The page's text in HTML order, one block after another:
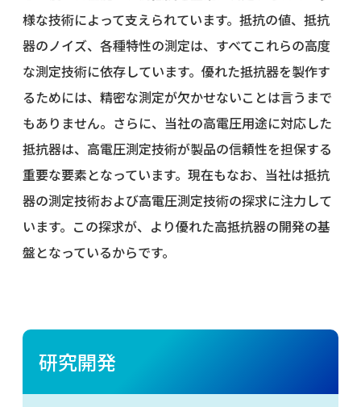
様な技術によって支えられています。抵抗の値、抵抗
器のノイズ、各種特性の測定は、すべてこれらの高度
な測定技術に依存しています。優れた抵抗器を製作す
るためには、精密な測定が欠かせないことは言うまで
もありません。さらに、当社の高電圧用途に対応した
抵抗器は、高電圧測定技術が製品の信頼性を担保する
重要な要素となっています。現在もなお、当社は抵抗
器の測定技術および高電圧測定技術の探求に注力して
います。この探求が、より優れた高抵抗器の開発の基
盤となっているからです。
研究開発